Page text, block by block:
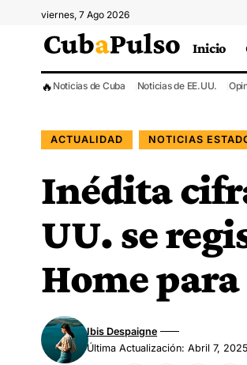
viernes, 7 Ago 2026
Inicio
🔥 Noticias de Cuba Noticias de EE.UU.
ACTUALIDAD NOTICIAS
Inédita
UU. se
Home
Última Actualización: Abril 7,
Ibis Despaigne